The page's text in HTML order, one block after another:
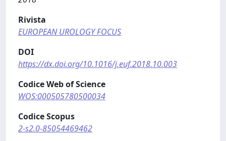
Rivista
EUROPEAN UROLOGY FOCUS
DOI
https://dx.doi.org/10.1016/j.euf.2018.10.003
Codice Web of Science
WOS:000505780500034
Codice Scopus
2-s2.0-85054469462